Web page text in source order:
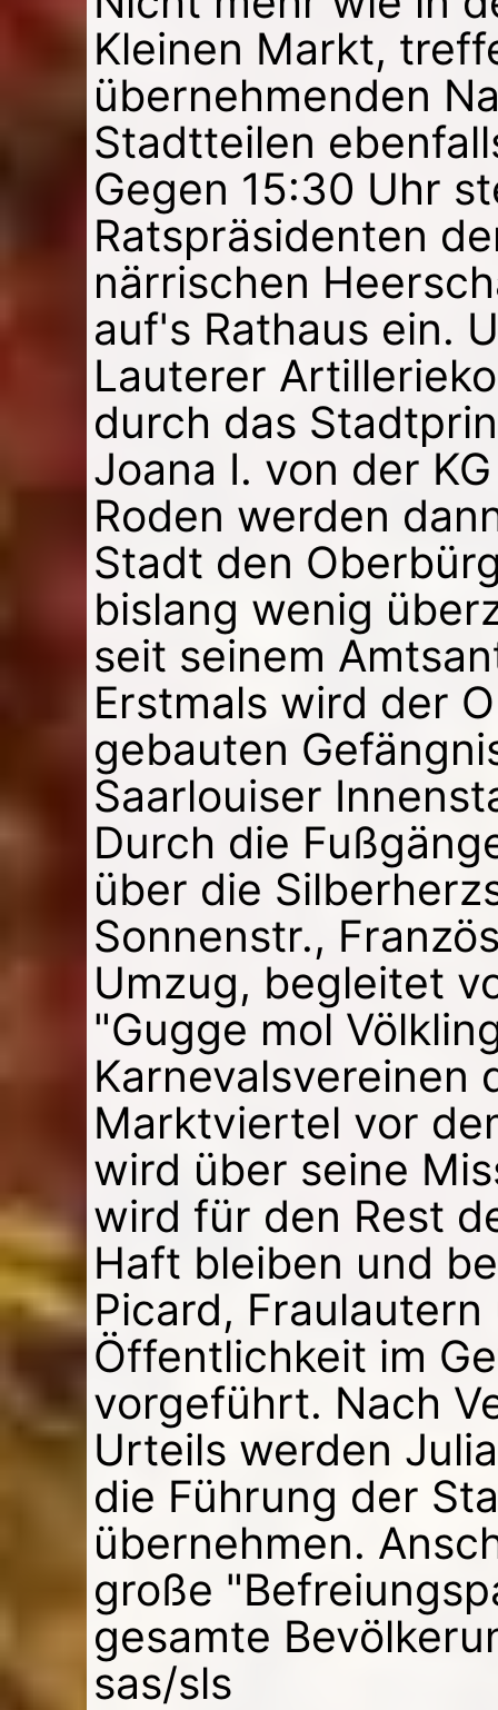
Kleinen Markt,
übernehmenden
Stadtteilen
Gegen 15:30 Uhr
Ratspräsidenten
närrischen
auf's Rathaus ein.
Lauterer
durch das
Joana I. von der
Roden werden
Stadt den
bislang wenig
seit seinem
Erstmals wird der
gebauten
Saarlouiser
Durch die
über die
Sonnenstr.,
Umzug, begleitet
"Gugge mol
Karnevalsvereinen
Marktviertel vor
wird über seine
wird für den Rest
Haft bleiben und
Picard,
Öffentlichkeit im
vorgeführt. Nach
Urteils werden
die Führung der
übernehmen.
große
gesamte
sas/sls